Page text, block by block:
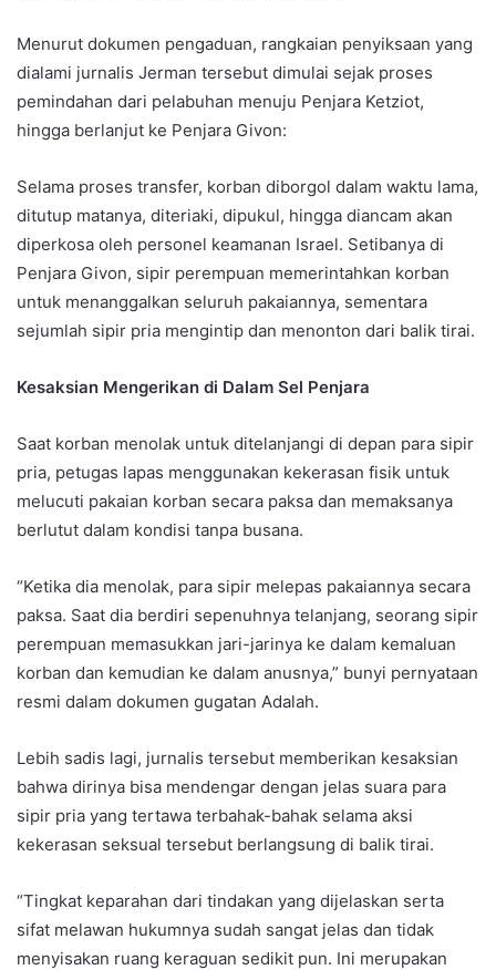
Menurut dokumen pengaduan, rangkaian penyiksaan yang
dialami jurnalis Jerman tersebut dimulai sejak proses
pemindahan dari pelabuhan menuju Penjara Ketziot,
hingga berlanjut ke Penjara Givon:
Selama proses transfer, korban diborgol dalam waktu lama,
ditutup matanya, diteriaki, dipukul, hingga diancam akan
diperkosa oleh personel keamanan Israel. Setibanya di
Penjara Givon, sipir perempuan memerintahkan korban
untuk menanggalkan seluruh pakaiannya, sementara
sejumlah sipir pria mengintip dan menonton dari balik tirai.
Kesaksian Mengerikan di Dalam Sel Penjara
Saat korban menolak untuk ditelanjangi di depan para sipir
pria, petugas lapas menggunakan kekerasan fisik untuk
melucuti pakaian korban secara paksa dan memaksanya
berlutut dalam kondisi tanpa busana.
“Ketika dia menolak, para sipir melepas pakaiannya secara
paksa. Saat dia berdiri sepenuhnya telanjang, seorang sipir
perempuan memasukkan jari-jarinya ke dalam kemaluan
korban dan kemudian ke dalam anusnya,” bunyi pernyataan
resmi dalam dokumen gugatan Adalah.
Lebih sadis lagi, jurnalis tersebut memberikan kesaksian
bahwa dirinya bisa mendengar dengan jelas suara para
sipir pria yang tertawa terbahak-bahak selama aksi
kekerasan seksual tersebut berlangsung di balik tirai.
“Tingkat keparahan dari tindakan yang dijelaskan serta
sifat melawan hukumnya sudah sangat jelas dan tidak
menyisakan ruang keraguan sedikit pun. Ini merupakan